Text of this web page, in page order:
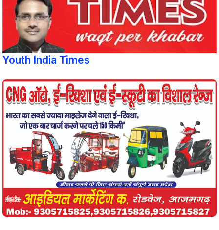
Youth India Times